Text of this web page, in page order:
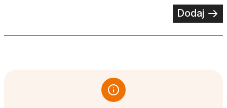
Dodaj